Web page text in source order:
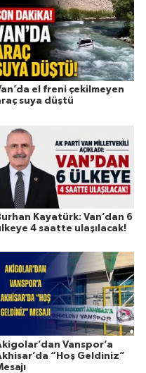
el freni çekilmeyen
suya düştü
Kayatürk: Van’dan 6
4 saatte ulaşılacak!
Vanspor’a
“Hoş Geldiniz”